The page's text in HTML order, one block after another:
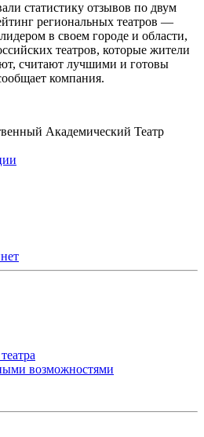
статистику отзывов по двум
региональных театров —
в своем городе и области,
театров, которые жители
считают лучшими и готовы
компания.
Академический Театр
возможностями